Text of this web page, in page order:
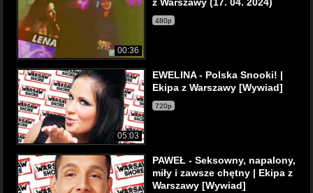
00:36
480p
05:03
EWELINA - Polska Snooki! |
Ekipa z Warszawy [Wywiad]
720p
PAWEŁ - Seksowny, napalony,
miły i zawsze chętny | Ekipa z
Warszawy [Wywiad]